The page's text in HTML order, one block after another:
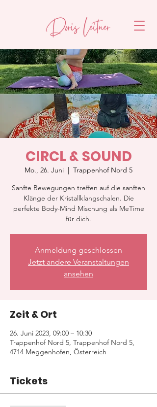
CIRCL & SOUND
Mo., 26. Juni
  |
Trappenhof Nord 5
Sanfte Bewegungen treffen auf die sanften
Klänge der Kristallklangschalen. Die
perfekte Body-Mind Mischung als MeTime
für dich.
Anmeldung geschlossen
Jetzt andere Veranstaltungen
ansehen
Zeit & Ort
26. Juni 2023, 09:00 – 10:30
Trappenhof Nord 5, Trappenhof Nord 5,
4714 Meggenhofen, Österreich
Tickets